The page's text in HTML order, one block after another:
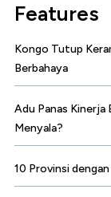
Features
Kongo Tutup
Berbahaya
Adu Panas Kinerja
Menyala?
10 Provinsi